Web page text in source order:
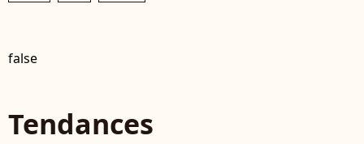
false
Tendances